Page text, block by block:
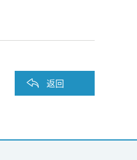
返回